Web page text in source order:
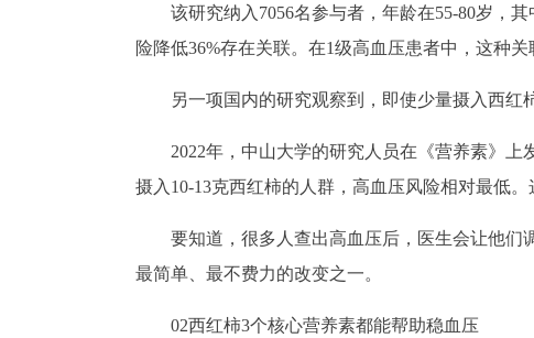
该研究纳入7056名参与者，年龄在55-80岁，
险降低36%存在关联。在1级高血压患者中，这种关
另一项国内的研究观察到，即使少量摄入西红
2022年，中山大学的研究人员在《营养素》
摄入10-13克西红柿的人群，高血压风险相对最低
要知道，很多人查出高血压后，医生会让他们
最简单、最不费力的改变之一。
02西红柿3个核心营养素都能帮助稳血压